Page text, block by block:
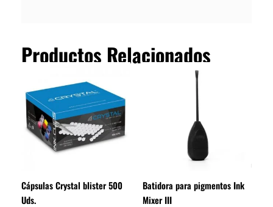
Productos Relacionados
Cápsulas Crystal blister 500
Uds.
tiene
múltiples
variantes.
Las
pueden Batidora para pigmentos Ink
Mixer III